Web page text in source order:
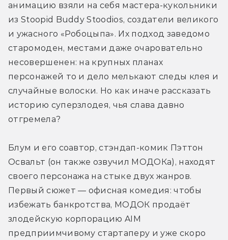
анимацию взяли на себя мастера-кукольники
из Stoopid Buddy Stoodios, создатели великого
и ужасного «Робоцыпа». Их подход заведомо
старомоден, местами даже очаровательно
несовершенен: на крупных планах
персонажей то и дело мелькают следы клея и
случайные волоски. Но как иначе рассказать
историю суперзлодея, чья слава давно
отгремела?
Блум и его соавтор, стэндап-комик Пэттон
Освальт (он также озвучил МОДОКа), находят
своего персонажа на стыке двух жанров.
Первый сюжет — офисная комедия: чтобы
избежать банкротства, МОДОК продаёт
злодейскую корпорацию AIM
предприимчивому стартаперу и уже скоро